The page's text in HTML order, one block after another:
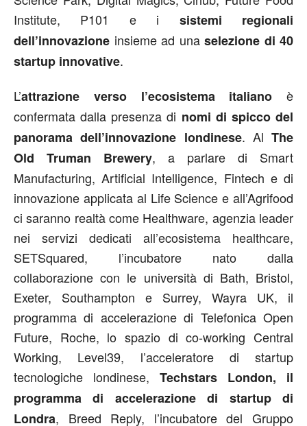
Institute, P101 e i sistemi regionali
dell’innovazione insieme ad una selezione di 40
startup innovative.
L’attrazione verso l’ecosistema italiano è
confermata dalla presenza di nomi di spicco del
panorama dell’innovazione londinese. Al The
Old Truman Brewery, a parlare di Smart
Manufacturing, Artificial Intelligence, Fintech e di
innovazione applicata al Life Science e all’Agrifood
ci saranno realtà come Healthware, agenzia leader
nei servizi dedicati all’ecosistema healthcare,
SETSquared, l’incubatore nato dalla
collaborazione con le università di Bath, Bristol,
Exeter, Southampton e Surrey, Wayra UK, il
programma di accelerazione di Telefonica Open
Future, Roche, lo spazio di co-working Central
Working, Level39, l’acceleratore di startup
tecnologiche londinese, Techstars London, il
programma di accelerazione di startup di
Londra, Breed Reply, l’incubatore del Gruppo